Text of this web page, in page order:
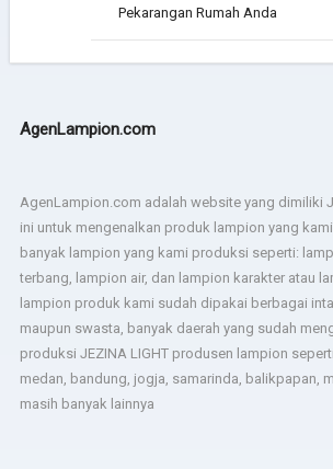
Pekarangan Rumah Anda
AgenLampion.com
AgenLampion.com adalah website yang dimiliki
ini untuk mengenalkan produk lampion yang
banyak lampion yang kami produksi seperti:
terbang, lampion air, dan lampion karakter atau
lampion produk kami sudah dipakai berbagai
maupun swasta, banyak daerah yang sudah
produksi JEZINA LIGHT produsen lampion
medan, bandung, jogja, samarinda, balikpapan,
masih banyak lainnya